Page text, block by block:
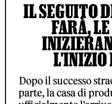
IL SEGUITO
FARÀ,
L'INIZIO
Dopo il successo
parte, la casa di